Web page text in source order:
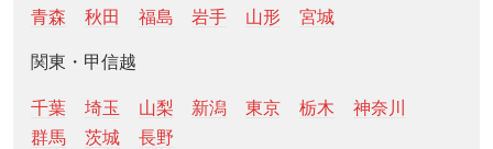
青森 秋田 福島 岩手 山形 宮城
関東・甲信越
千葉 埼玉 山梨 新潟 東京 栃木
神奈川
群馬
茨城 長野